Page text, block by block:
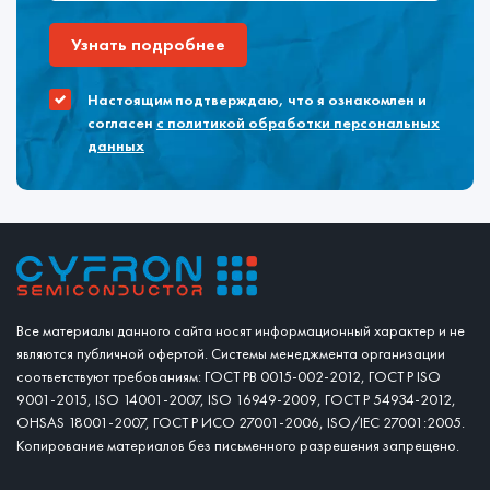
Узнать подробнее
Настоящим подтверждаю, что я ознакомлен и
согласен с политикой обработки персональных
данных
Все материалы данного сайта носят информационный характер и не
являются публичной офертой. Системы менеджмента организации
соответствуют требованиям: ГОСТ РВ 0015-002-2012, ГОСТ Р ISO
9001-2015, ISO 14001-2007, ISO 16949-2009, ГОСТ Р 54934-2012,
OHSAS 18001-2007, ГОСТ Р ИСО 27001-2006, ISO/IEC 27001:2005.
Копирование материалов без письменного разрешения запрещено.